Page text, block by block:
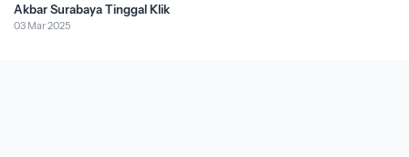
Akbar Surabaya Tinggal Klik
03 Mar 2025